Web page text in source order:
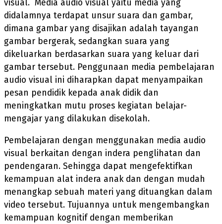
visual. Media audio visual yaitu media yang
didalamnya terdapat unsur suara dan gambar,
dimana gambar yang disajikan adalah tayangan
gambar bergerak, sedangkan suara yang
dikeluarkan berdasarkan suara yang keluar dari
gambar tersebut. Penggunaan media pembelajaran
audio visual ini diharapkan dapat menyampaikan
pesan pendidik kepada anak didik dan
meningkatkan mutu proses kegiatan belajar-
mengajar yang dilakukan disekolah.
Pembelajaran dengan menggunakan media audio
visual berkaitan dengan indera penglihatan dan
pendengaran. Sehingga dapat mengefektifkan
kemampuan alat indera anak dan dengan mudah
menangkap sebuah materi yang dituangkan dalam
video tersebut. Tujuannya untuk mengembangkan
kemampuan kognitif dengan memberikan